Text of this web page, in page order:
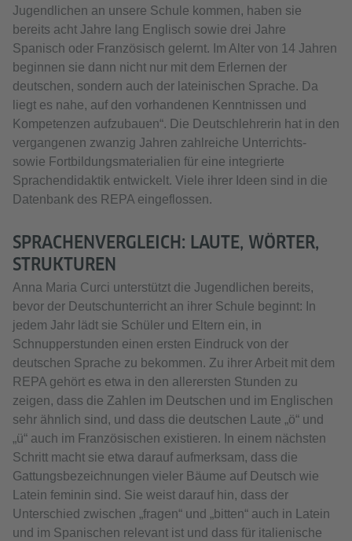
Jugendlichen an unsere Schule kommen, haben sie
bereits acht Jahre lang Englisch sowie drei Jahre
Spanisch oder Französisch gelernt. Im Alter von 14 Jahren
beginnen sie dann nicht nur mit dem Erlernen der
deutschen, sondern auch der lateinischen Sprache. Da
liegt es nahe, auf den vorhandenen Kenntnissen und
Kompetenzen aufzubauen“. Die Deutschlehrerin hat in den
vergangenen zwanzig Jahren zahlreiche Unterrichts-
sowie Fortbildungsmaterialien für eine integrierte
Sprachendidaktik entwickelt. Viele ihrer Ideen sind in die
Datenbank des REPA eingeflossen.
SPRACHENVERGLEICH: LAUTE, WÖRTER,
STRUKTUREN
Anna Maria Curci unterstützt die Jugendlichen bereits,
bevor der Deutschunterricht an ihrer Schule beginnt: In
jedem Jahr lädt sie Schüler und Eltern ein, in
Schnupperstunden einen ersten Eindruck von der
deutschen Sprache zu bekommen. Zu ihrer Arbeit mit dem
REPA gehört es etwa in den allerersten Stunden zu
zeigen, dass die Zahlen im Deutschen und im Englischen
sehr ähnlich sind, und dass die deutschen Laute „ö“ und
„ü“ auch im Französischen existieren. In einem nächsten
Schritt macht sie etwa darauf aufmerksam, dass die
Gattungsbezeichnungen vieler Bäume auf Deutsch wie
Latein feminin sind. Sie weist darauf hin, dass der
Unterschied zwischen „fragen“ und „bitten“ auch in Latein
und im Spanischen relevant ist und dass für italienische